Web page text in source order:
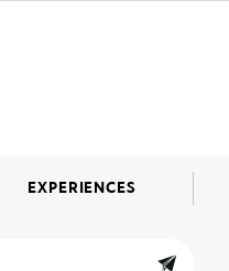
EXPERIENCES